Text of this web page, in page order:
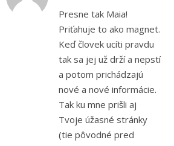
Presne tak Maia!
Priťahuje to ako magnet.
Keď človek ucíti pravdu
tak sa jej už drží a nepstí
a potom prichádzajú
nové a nové informácie.
Tak ku mne prišli aj
Tvoje úžasné stránky
(tie pôvodné pred